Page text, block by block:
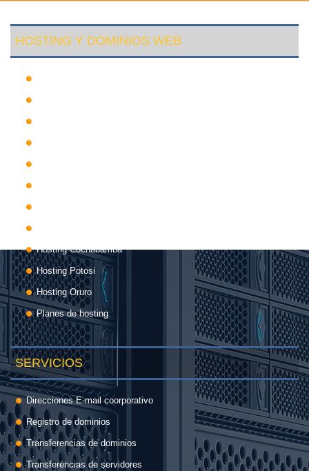
HOSTING Y DOMINIOS WEB
Hosting Cochabamba
Hosting Potosi
Hosting Oruro
Planes de hosting
SERVICIOS
Direcciones E-mail coorporativo
Registro de dominios
Transferencias de dominios
Transferencias de servidores